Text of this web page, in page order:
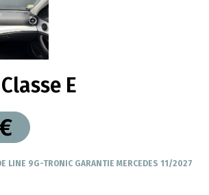
E
LINE 9G-TRONIC GARANTIE MERCEDES 11/2027